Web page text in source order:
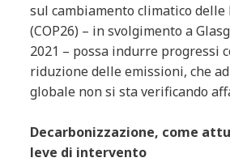
sul cambiamento climatico
(COP26) – in svolgimento a
2021 – possa indurre progressi
riduzione delle emissioni, che
globale non si sta verificando
Decarbonizzazione, come
leve di intervento